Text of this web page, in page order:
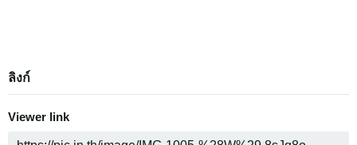
ลิงก์
Viewer link